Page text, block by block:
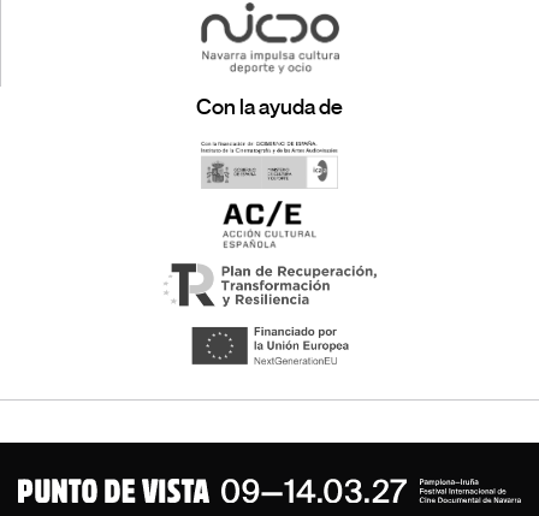
Con la ayuda de